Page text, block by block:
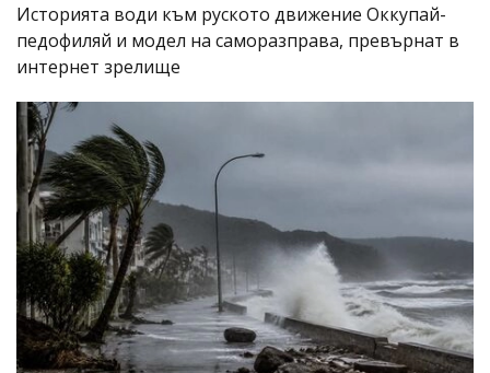
Историята води към руското движение Оккупай-
педофиляй и модел на саморазправа, превърнат в
интернет зрелище